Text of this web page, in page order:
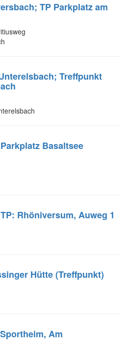
TP Parkplatz am
Treffpunkt
Basaltsee
Rhöniversum, Auweg 1
Hütte (Treffpunkt)
Am